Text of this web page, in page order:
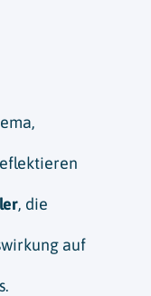
, die
auf